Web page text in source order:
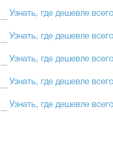
Узнать, где дешевле
Узнать, где дешевле
Узнать, где дешевле
Узнать, где дешевле
Узнать, где дешевле